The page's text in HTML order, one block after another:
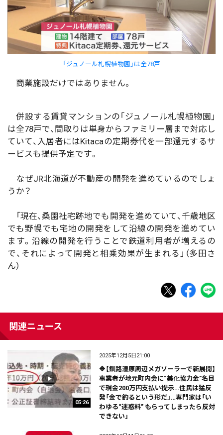
「ジュノール札幌植物園」は全78戸
商業施設だけではありません。
併設する賃貸マンションの「ジュノール札幌植物園」
は全78戸で、間取りは単身からファミリー層まで対応し
ていて、入居者にはKitacaの定期券代を一部還元するサ
ービスも提供予定です。
なぜJR北海道が不動産の開発を進めているのでしょ
うか？
「現在、桑園社宅跡地でも開発を進めていて、千歳地区
でも野幌でも宅地の開発をして沿線の開発を進めてい
ます。沿線の開発を行うことで鉄道利用者が増えるの
で、それによって開発と相乗効果が生まれる」（多田さ
ん）
関連ニュース
05:26
2025年12月5日21:00
🔷【釧路湿原周辺メガソーラーで新展開】
事業者が地元町内会に“美化協力金”名目
で現金200万円支払い提示…住民は猛反
発「金で釣るという形だ」…専門家は「い
わゆる“迷惑料” もらってしまったら反対
できない」